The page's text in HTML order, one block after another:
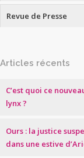
Revue de Presse
Articles récents
C’est quoi ce
lynx ?
Ours : la justice
dans une estive